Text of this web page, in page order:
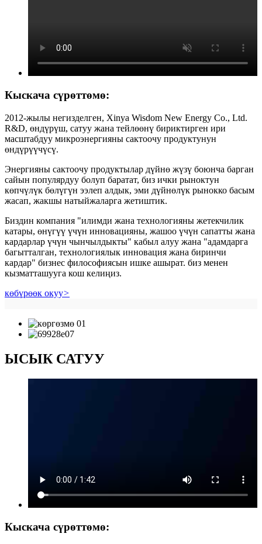
Кыскача сүрөттөмө:
2012-жылы негизделген, Xinya Wisdom New Energy Co., Ltd.
R&D, өндүрүш, сатуу жана тейлөөнү бириктирген ири
масштабдуу микроэнергияны сактоочу продуктунун
өндүрүүчүсү.
Энергияны сактоочу продуктылар дүйнө жүзү боюнча барган
сайын популярдуу болуп баратат, биз ички рыноктун
көпчүлүк бөлүгүн ээлеп алдык, эми дүйнөлүк рынокко басым
жасап, жакшы натыйжаларга жетиштик.
Биздин компания "илимди жана технологияны жетекчилик
катары, өнүгүү үчүн инновацияны, жашоо үчүн сапатты жана
кардарлар үчүн чынчылдыкты" кабыл алуу жана "адамдарга
багытталган, технологиялык инновация жана биринчи
кардар" бизнес философиясын ишке ашырат. биз менен
кызматташууга кош келиңиз.
көбүрөөк окуу>
ЫСЫК САТУУ
Кыскача сүрөттөмө: